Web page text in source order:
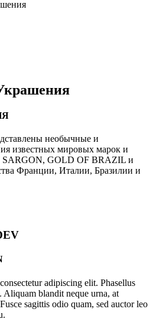
необычные и
известных мировых марок и
SARGON, GOLD OF BRAZIL и
Франции, Италии, Бразилии и
adipiscing elit. Phasellus
Aliquam blandit neque urna, at
sagittis odio quam, sed auctor leo